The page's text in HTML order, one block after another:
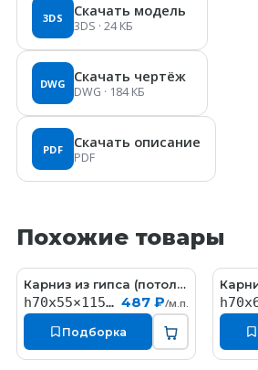
3DS Скачать модель
3DS · 24 КБ
DWG Скачать чертёж
DWG · 184 КБ
PDF Скачать описание
PDF
Похожие товары
KT058Карниз из гипса (потолочный плинтус) (h70x55мм)
h70x55×1150мм 487 ₽/м.п.
Подборка